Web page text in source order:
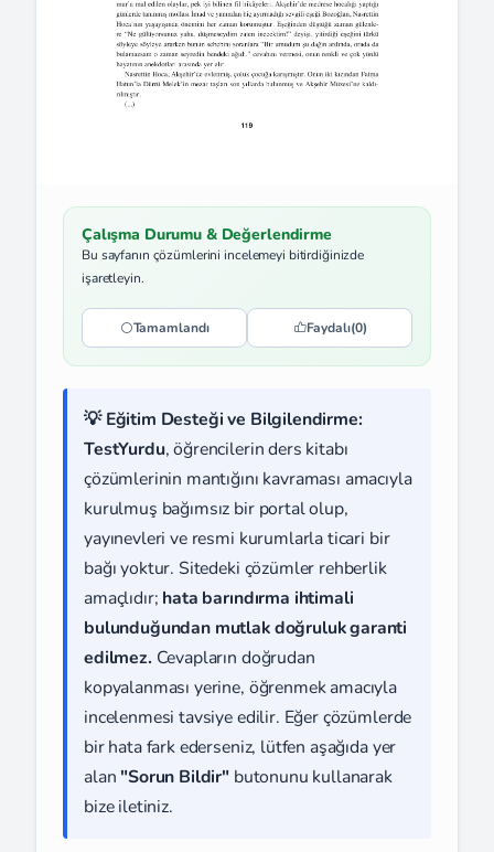
Çalışma Durumu & Değerlendirme
Bu sayfanın çözümlerini incelemeyi bitirdiğinizde
işaretleyin.
Tamamlandı Faydalı(0)
💡 Eğitim Desteği ve Bilgilendirme:
TestYurdu, öğrencilerin ders kitabı
çözümlerinin mantığını kavraması amacıyla
kurulmuş bağımsız bir portal olup,
yayınevleri ve resmi kurumlarla ticari bir
bağı yoktur. Sitedeki çözümler rehberlik
amaçlıdır; hata barındırma ihtimali
bulunduğundan mutlak doğruluk garanti
edilmez. Cevapların doğrudan
kopyalanması yerine, öğrenmek amacıyla
incelenmesi tavsiye edilir. Eğer çözümlerde
bir hata fark ederseniz, lütfen aşağıda yer
alan "Sorun Bildir" butonunu kullanarak
bize iletiniz.